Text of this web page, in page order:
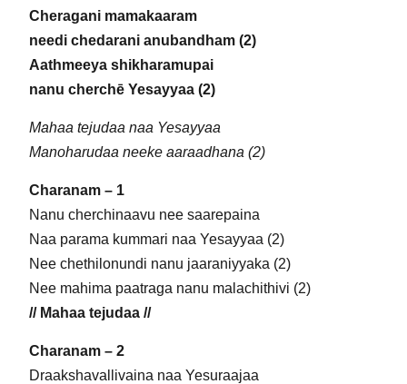
Cheragani mamakaaram
needi chedarani anubandham (2)
Aathmeeya shikharamupai
nanu cherchē Yesayyaa (2)
Mahaa tejudaa naa Yesayyaa
Manoharudaa neeke aaraadhana (2)
Charanam – 1
Nanu cherchinaavu nee saarepaina
Naa parama kummari naa Yesayyaa (2)
Nee chethilonundi nanu jaaraniyyaka (2)
Nee mahima paatraga nanu malachithivi (2)
// Mahaa tejudaa //
Charanam – 2
Draakshavallivaina naa Yesuraajaa